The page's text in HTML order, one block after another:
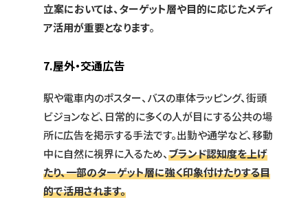
立案においては、ターゲット層や目的に応じたメディ
ア活用が重要となります。
7.屋外・交通広告
駅や電車内のポスター、バスの車体ラッピング、街頭
ビジョンなど、日常的に多くの人が目にする公共の場
所に広告を掲示する手法です。出勤や通学など、移動
中に自然に視界に入るため、ブランド認知度を上げ
たり、一部のターゲット層に強く印象付けたりする目
的で活用されます。